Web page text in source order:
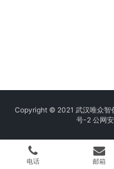
Copyright © 2021 武汉唯众智
号-2 公网
电话 邮箱